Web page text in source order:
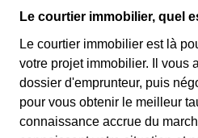
Le courtier immobilier, quel
Le courtier immobilier est là
votre projet immobilier. Il vous
dossier d'emprunteur, puis
pour vous obtenir le meilleur
connaissance accrue du